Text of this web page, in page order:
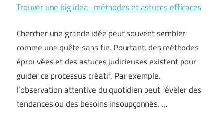
Trouver une big idea : méthodes et astuces efficaces
Chercher une grande idée peut souvent sembler
comme une quête sans fin. Pourtant, des méthodes
éprouvées et des astuces judicieuses existent pour
guider ce processus créatif. Par exemple,
l’observation attentive du quotidien peut révéler des
tendances ou des besoins insoupçonnés. …